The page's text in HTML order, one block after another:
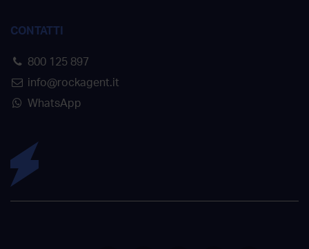
CONTATTI
800 125 897
info@rockagent.it
WhatsApp